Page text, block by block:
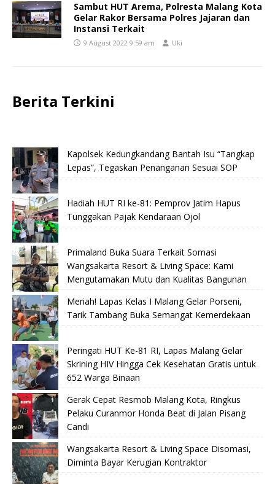
Sambut HUT Arema, Polresta Malang Kota
Gelar Rakor Bersama Polres Jajaran dan
Instansi Terkait
9 August 2022 9:59 am Uki
Berita Terkini
Kapolsek Kedungkandang Bantah Isu “Tangkap
Lepas”, Tegaskan Penanganan Sesuai SOP
Hadiah HUT RI ke-81: Pemprov Jatim Hapus
Tunggakan Pajak Kendaraan Ojol
Primaland Buka Suara Terkait Somasi
Wangsakarta Resort & Living Space: Kami
Mengutamakan Mutu dan Kualitas Bangunan
Meriah! Lapas Kelas I Malang Gelar Porseni,
Tarik Tambang Buka Semangat Kemerdekaan
Peringati HUT Ke-81 RI, Lapas Malang Gelar
Skrining HIV Hingga Cek Kesehatan Gratis untuk
652 Warga Binaan
Gerak Cepat Resmob Malang Kota, Ringkus
Pelaku Curanmor Honda Beat di Jalan Pisang
Candi
Wangsakarta Resort & Living Space Disomasi,
Diminta Bayar Kerugian Kontraktor